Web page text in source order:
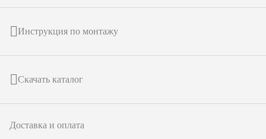
Инструкция по монтажу
Скачать каталог
Доставка и оплата